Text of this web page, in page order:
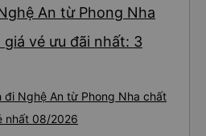
An từ Phong Nha
vé ưu đãi nhất: 3
đi Nghệ An từ Phong Nha chất
nhất 08/2026